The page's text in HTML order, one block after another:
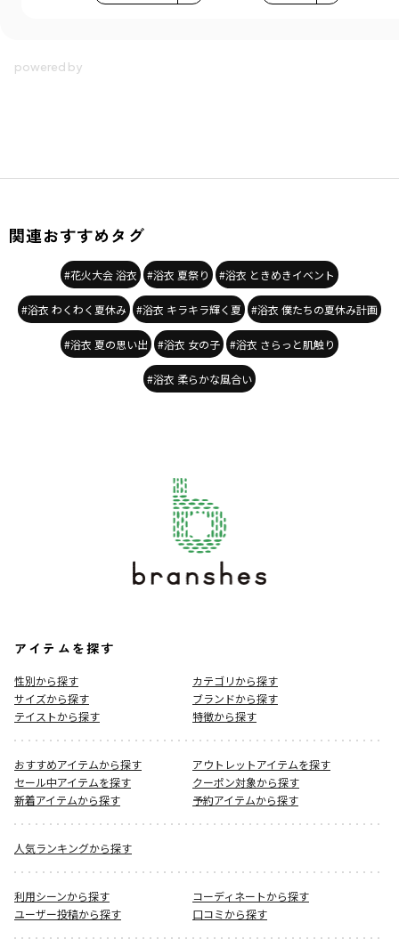
関連おすすめタグ
#花火大会 浴衣 #浴衣 夏祭り #浴衣 ときめきイベント
#浴衣 わくわく夏休み #浴衣 キラキラ輝く夏 #浴衣 僕たちの夏休み計画
#浴衣 夏の思い出 #浴衣 女の子 #浴衣 さらっと肌触り
#浴衣 柔らかな風合い
アイテムを探す
性別から探す
カテゴリから探す
サイズから探す
ブランドから探す
テイストから探す
特徴から探す
おすすめアイテムから探す
アウトレットアイテムを探す
セール中アイテムを探す
クーポン対象から探す
新着アイテムから探す
予約アイテムから探す
人気ランキングから探す
利用シーンから探す
コーディネートから探す
ユーザー投稿から探す
口コミから探す